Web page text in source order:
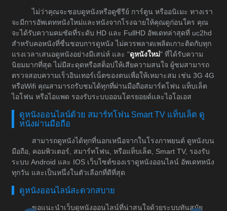
ไม่ว่าคุณจะชอบดูหนังหรือดูซีรีย์ การ์ตูน หรืออนิเมะ ทางเรา
จะมีการอัพเดทหนังใหม่และหนังจากโรงฉายให้คุณดูก่อนใคร คุณ
จะได้รับความคมชัดที่ระดับ HD และ FullHD อัพเดทล่าสุดที่ uc2hd
สำหรับคอหนังที่ชื่นชอบการดูหนัง ไม่ควรพลาดเพลิดเกาะติดกับทุก
แรงเวลาเสนอดูหนังอย่างมีเสน่ห์ และ "ดูหนังใหม่" ที่ได้รับความ
นิยมมากที่สุด ไม่มีสะดุดหรือสต็อปให้เสียความสนใจ ผู้ชมสามารถ
ตรวจสอบความเร็วอินเทอร์เน็ตของตนเพื่อให้เหมาะสม เช่น 3G 4G
หรือWifi คุณสามารถรับชมได้ทุกที่ผ่านมือถือสมาร์ตโฟน แท็บเล็ต
ไอโฟน หรือไอแพด รองรับระบบออนโดรยอยด์และไอโอเอส
ดูหนังออนไลน์ด้วย สมาร์ทโฟน Smart TV แท็บเล็ต ดู
หนังผ่านมือถือ
สามารถดูหนังได้ทุกที่นอกเหนือจากในโรงภาพยนต์ ดูหนังบน
มือถือ, คอมพิวเตอร์, สมาร์ทโฟน, หรือแท็บเล็ต, Smart TV, รองรับ
ระบบ Android และ IOS เว็บไซต์ของเราดูหนังออนไลน์ อัพเดทหนัง
ทุกวัน และเป็นหนึ่งในตัวเลือกที่ดีที่สุด
ดูหนังออนไลน์สะดวกสบาย
ขอแนะนำเว็บดูหนังออนไลน์ที่น่าสนใจด้วยระบบทันสมัย